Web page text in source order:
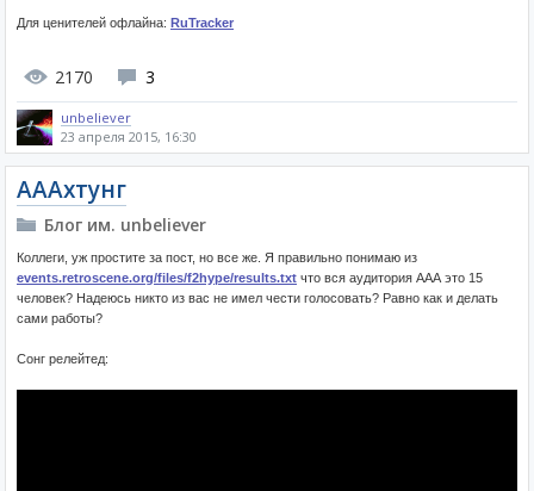
Для ценителей офлайна: RuTracker
2170 3
unbeliever
23 апреля 2015, 16:30
АААхтунг
Блог им. unbeliever
Коллеги, уж простите за пост, но все же. Я правильно понимаю из
events.retroscene.org/files/f2hype/results.txt что вся аудитория ААА это 15
человек? Надеюсь никто из вас не имел чести голосовать? Равно как и делать
сами работы?
Сонг релейтед: